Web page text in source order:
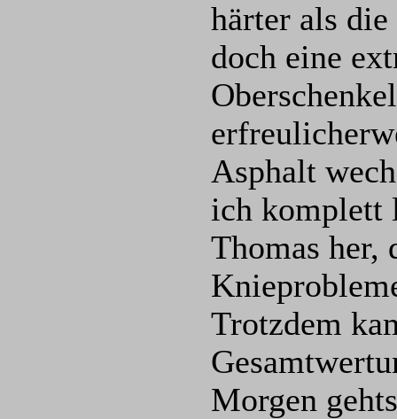
härter als
doch eine
Asphalt
ich komplett
Thomas her,
Trotzdem
Morgen